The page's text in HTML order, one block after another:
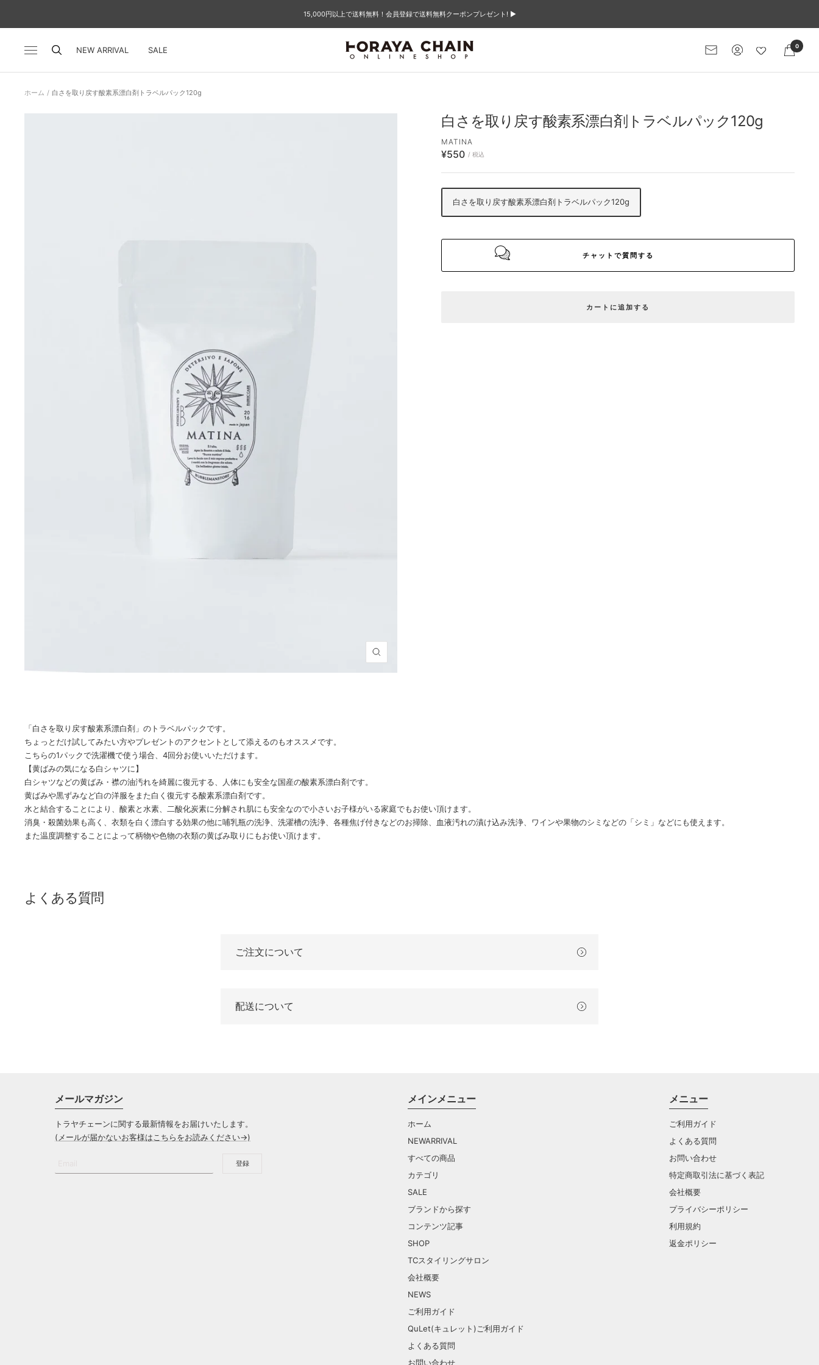
へ
15,000円以上で送料無料！会員登録で送料無料クーポンプレゼント! ▶︎
ナ
ー
NEW ARRIVAL SALE
TORAYACHAIN
ONLINE
SHOP
メ
ジ
0
ホーム 白さを取り戻す酸素系漂白剤トラベルパック120g
ズ
ー
白さを取り戻す酸素系漂白剤トラベルパック120g
MATINA
セ
ー
ル
格
¥550 / 税込
白さを取り戻す酸素系漂白剤トラベルパック120g
チャットで質問する
カートに追加する
「白さを取り戻す酸素系漂白剤」のトラベルパックです。
ちょっとだけ試してみたい方やプレゼントのアクセントとして添えるのもオススメです。
こちらの1パックで洗濯機で使う場合、4回分お使いいただけます。
【黄ばみの気になる白シャツに】
白シャツなどの黄ばみ・襟の油汚れを綺麗に復元する、人体にも安全な国産の酸素系漂白剤です。
黄ばみや黒ずみなど白の洋服をまた白く復元する酸素系漂白剤です。
水と結合することにより、酸素と水素、二酸化炭素に分解され肌にも安全なので小さいお子様がいる家庭でもお使い頂けます。
消臭・殺菌効果も高く、衣類を白く漂白する効果の他に哺乳瓶の洗浄、洗濯槽の洗浄、各種焦げ付きなどのお掃除、血液汚れの漬け込み洗浄、ワインや果物のシミなどの「シミ」などにも使えます。
また温度調整することによって柄物や色物の衣類の黄ばみ取りにもお使い頂けます。
よくある質問
ご注文について
配送について
メールマガジン
トラヤチェーンに関する最新情報をお届けいたします。
(メールが届かないお客様はこちらをお読みください→)
登録
メインメニュー
ホーム
NEWARRIVAL
すべての商品
カテゴリ
SALE
ブランドから探す
コンテンツ記事
SHOP
TCスタイリングサロン
会社概要
NEWS
ご利用ガイド
QuLet(キュレット)ご利用ガイド
よくある質問
お問い合わせ
メニュー
ご利用ガイド
よくある質問
お問い合わせ
特定商取引法に基づく表記
会社概要
プライバシーポリシー
利用規約
返金ポリシー